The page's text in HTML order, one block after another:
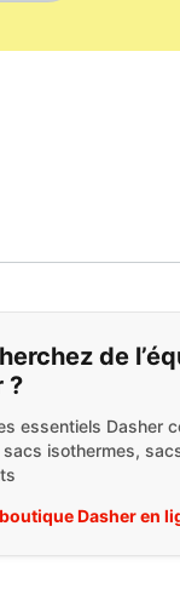
de
?
essentiels Dasher
sacs isothermes,
Dasher en